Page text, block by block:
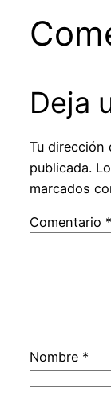
Deja
Tu dirección
publicada.
marcados
Comentario *
Nombre *